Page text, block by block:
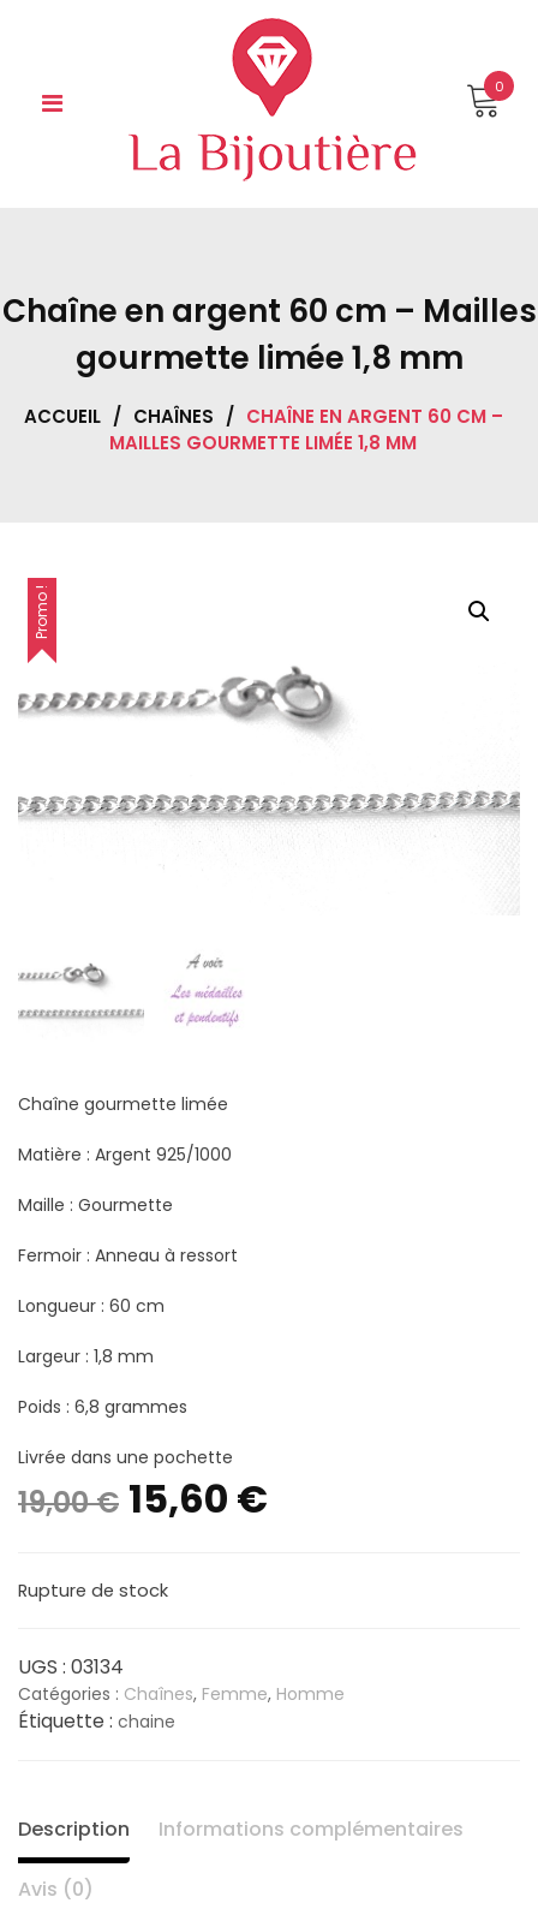
0
Chaîne en argent 60 cm – Mailles
gourmette limée 1,8 mm
ACCUEIL / CHAÎNES / CHAÎNE EN ARGENT 60 CM –
MAILLES GOURMETTE LIMÉE 1,8 MM
Promo !
Chaîne gourmette limée
Matière : Argent 925/1000
Maille : Gourmette
Fermoir : Anneau à ressort
Longueur : 60 cm
Largeur : 1,8 mm
Poids : 6,8 grammes
Livrée dans une pochette
19,00€ Le
initial
19,00 €.
15,60 €
Rupture de stock
UGS : 03134
Catégories : Chaînes, Femme, Homme
Étiquette : chaine
Description Informations complémentaires
Avis (0)